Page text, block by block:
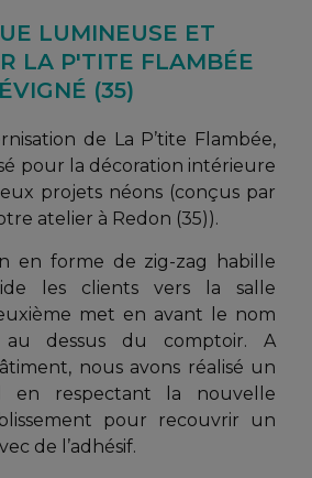
LUMINEUSE ET
LA P'TITE FLAMBÉE
(35)
de La P’tite Flambée,
pour la décoration intérieure
projets néons (conçus par
atelier à Redon (35)).
en forme de zig-zag habille
les clients vers la salle
met en avant le nom
dessus du comptoir. A
nous avons réalisé un
en respectant la nouvelle
pour recouvrir un
de l’adhésif.